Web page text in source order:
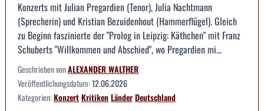
Konzerts mit Julian Pregardien (Tenor), Julia Nachtmann
(Sprecherin) und Kristian Bezuidenhout (Hammerflügel). Gleich
zu Beginn faszinierte der "Prolog in Leipzig: Käthchen" mit Franz
Schuberts "Willkommen und Abschied", wo Pregardien mi...
Geschrieben vonALEXANDER WALTHER
Veröffentlichungsdatum:12.06.2026
Kategorien:KonzertKritikenLänderDeutschland